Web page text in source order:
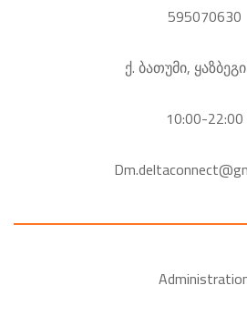
595070630
ქ. ბათუმი,
10:00-22:00